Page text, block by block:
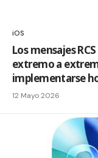
iOS
Los mensajes
extremo a
implementarse
12 Mayo 2026